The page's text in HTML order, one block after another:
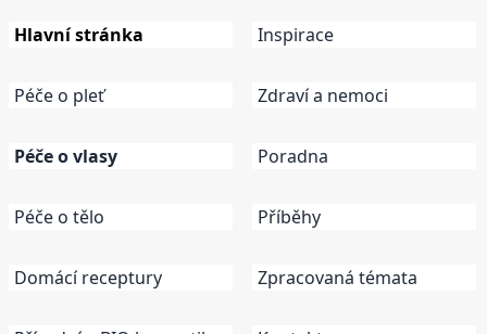
Hlavní stránka
Péče o pleť
Péče o vlasy
Péče o tělo
Domácí receptury
Inspirace
Zdraví a nemoci
Poradna
Příběhy
Zpracovaná témata